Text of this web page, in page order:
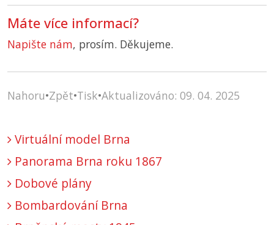
Máte více informací?
Napište nám, prosím. Děkujeme.
Nahoru•Zpět•Tisk•Aktualizováno: 09. 04. 2025
Virtuální model Brna
Panorama Brna roku 1867
Dobové plány
Bombardování Brna